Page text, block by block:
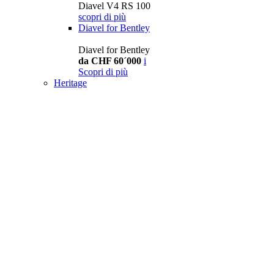
Diavel V4 RS 100
scopri di più
Diavel for Bentley
Diavel for Bentley
da CHF 60´000 i
Scopri di più
Heritage